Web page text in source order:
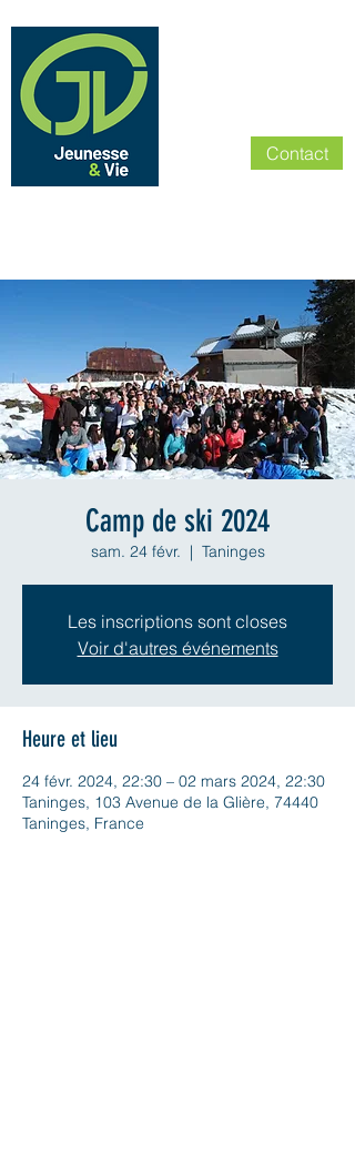
Contact
Camp de ski 2024
sam. 24 févr.
  |
Taninges
Les inscriptions sont closes
Voir d'autres événements
Heure et lieu
24 févr. 2024, 22:30 – 02 mars 2024, 22:30
Taninges, 103 Avenue de la Glière, 74440
Taninges, France